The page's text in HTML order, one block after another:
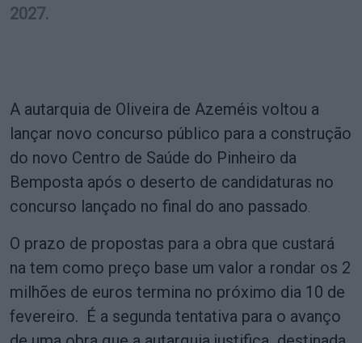
2027.
A autarquia de Oliveira de Azeméis voltou a
lançar novo concurso público para a construção
do novo Centro de Saúde do Pinheiro da
Bemposta após o deserto de candidaturas no
concurso lançado no final do ano passado.
O prazo de propostas para a obra que custará
na tem como preço base um valor a rondar os 2
milhões de euros termina no próximo dia 10 de
fevereiro. É a segunda tentativa para o avanço